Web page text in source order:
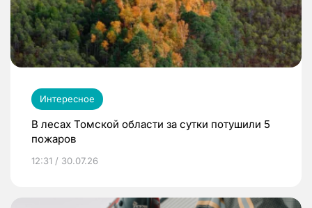
Интересное
В лесах Томской области за сутки потушили 5
пожаров
12:31 / 30.07.26